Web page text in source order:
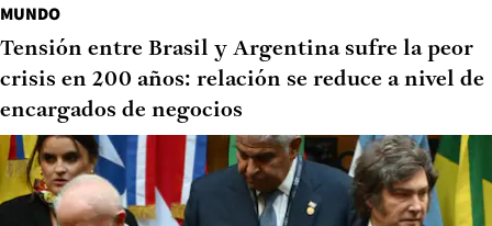
MUNDO
Tensión entre Brasil y Argentina sufre la peor
crisis en 200 años: relación se reduce a nivel de
encargados de negocios